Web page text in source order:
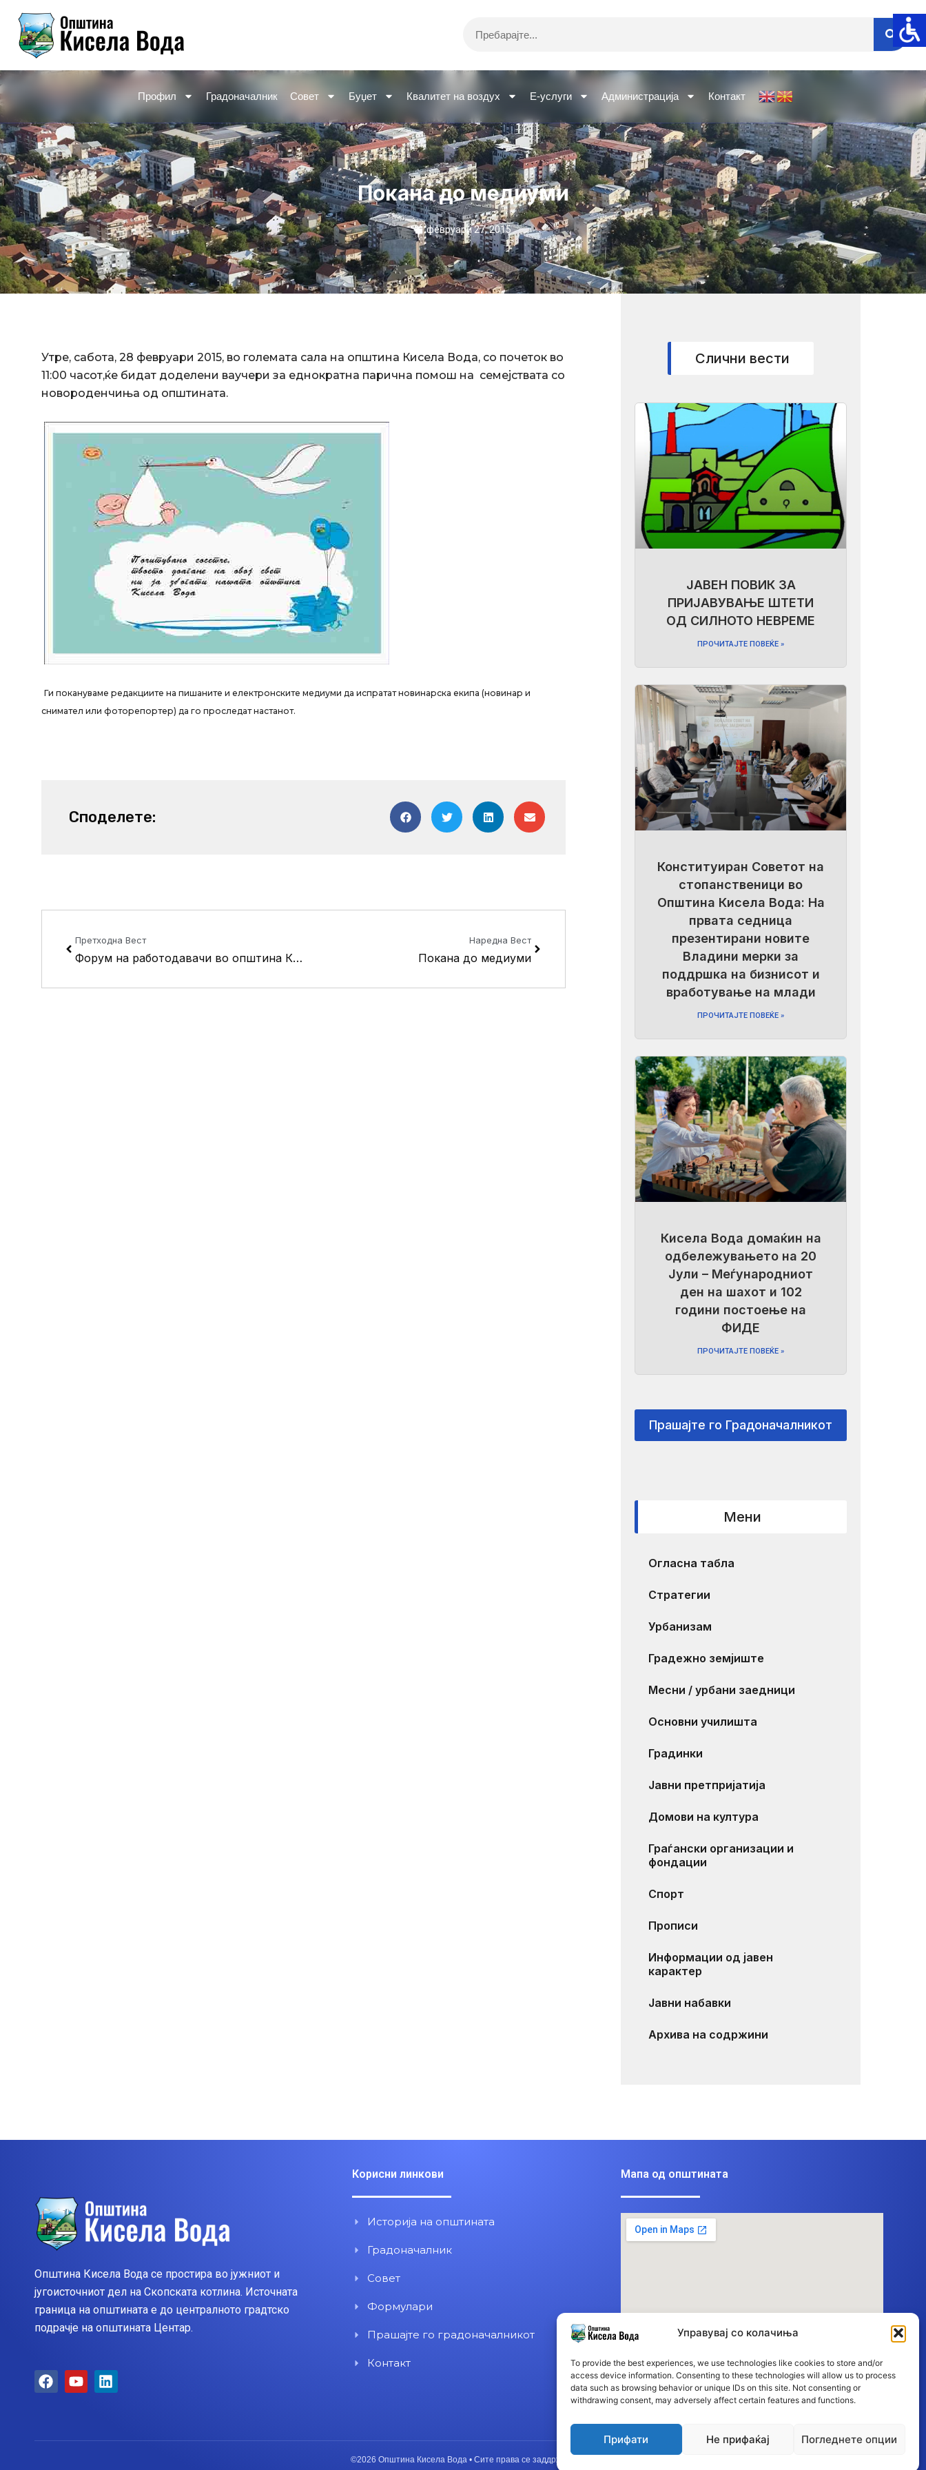
Управувај со колачиња
To provide the best experiences, we use technologies like cookies to store and/or
access device information. Consenting to these technologies will allow us to process
data such as browsing behavior or unique IDs on this site. Not consenting or
withdrawing consent, may adversely affect certain features and functions.
Прифати Не прифаќај Погледнете опции
content
Профил Градоначалник Совет Буџет Квалитет на воздух Е-услуги Администрација Контакт
Покана до медиуми
февруари 27, 2015
Утре, сабота, 28 февруари 2015, во големата сала на општина Кисела Вода, со почеток во
11:00 часот,ќе бидат доделени ваучери за еднократна парична помош на семејствата со
новороденчиња од општината.
Ги покануваме редакциите на пишаните и електронските медиуми да испратат новинарска екипа (новинар и
снимател или фоторепортер) да го проследат настанот.
Споделете:
Претходна Вест
Форум на работодавачи во општина Кисела Вода
Наредна Вест
Покана до медиуми
Слични вести
ЈАВЕН ПОВИК ЗА
ПРИЈАВУВАЊЕ ШТЕТИ
ОД СИЛНОТО НЕВРЕМЕ
ПРОЧИТАЈТЕ ПОВЕЌЕ »
Конституиран Советот на
стопанственици во
Општина Кисела Вода: На
првата седница
презентирани новите
Владини мерки за
поддршка на бизнисот и
вработување на млади
ПРОЧИТАЈТЕ ПОВЕЌЕ »
Кисела Вода домаќин на
одбележувањето на 20
Јули – Меѓународниот
ден на шахот и 102
години постоење на
ФИДЕ
ПРОЧИТАЈТЕ ПОВЕЌЕ »
Прашајте го Градоначалникот
Мени
Огласна табла
Стратегии
Урбанизам
Градежно земјиште
Месни / урбани заедници
Основни училишта
Градинки
Јавни претпријатија
Домови на култура
Граѓански организации и
фондации
Спорт
Прописи
Информации од јавен
карактер
Јавни набавки
Архива на содржини
Општина Кисела Вода се простира во јужниот и
југоисточниот дел на Скопската котлина. Источната
граница на општината е до централното градтско
подрачје на општината Центар.
F
a
Y
o
L
i
Корисни линкови
Историја на општината
Градоначалник
Совет
Формулари
Прашајте го градоначалникот
Контакт
Мапа од општината
©2026 Општина Кисела Вода • Сите права се заддржани